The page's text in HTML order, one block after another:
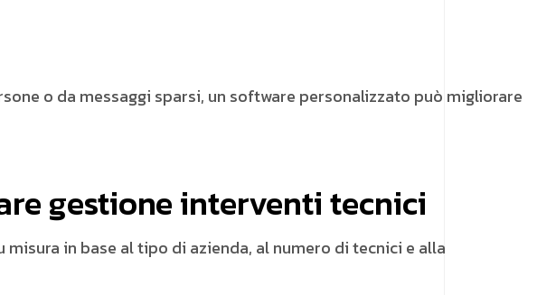
o da messaggi sparsi, un software personalizzato può migliorare
gestione interventi tecnici
in base al tipo di azienda, al numero di tecnici e alla